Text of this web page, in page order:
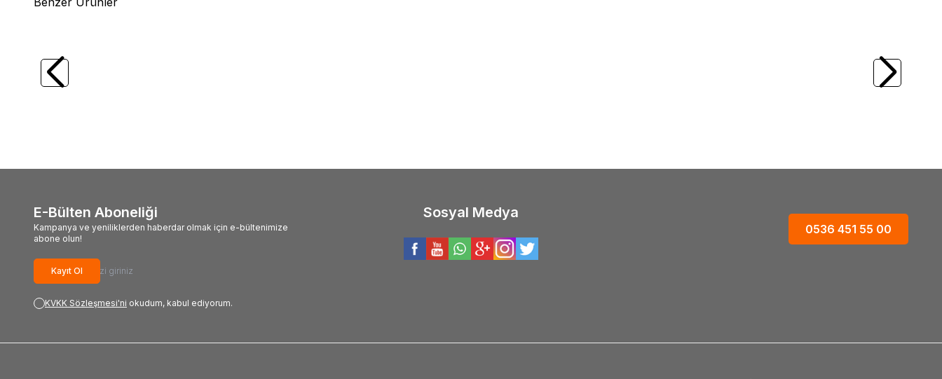
Daiwa
3,05m 60-120gr Olta Kamışı
Defiance SG2 Distance
2.90m 30-70gr 2 Parça Olta Kamışı
E-Bülten Aboneliği
Kampanya ve yeniliklerden haberdar olmak için e-bültenimize
abone olun!
Kayıt Ol
KVKK Sözleşmesi'ni okudum, kabul ediyorum.
Sosyal Medya
0536 451 55 00